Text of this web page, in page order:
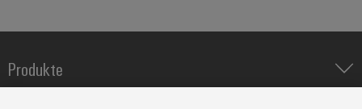
Ihre Industrie.
Produkte